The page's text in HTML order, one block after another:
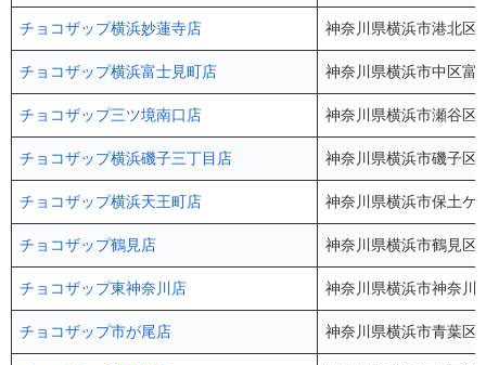
チョコザップ横浜妙蓮寺店 神奈川県横浜市港北
チョコザップ横浜富士見町店 神奈川県横浜市中区
チョコザップ三ツ境南口店 神奈川県横浜市瀬谷
チョコザップ横浜磯子三丁目店 神奈川県横浜市磯子
チョコザップ横浜天王町店 神奈川県横浜市保土
チョコザップ鶴見店 神奈川県横浜市鶴見
チョコザップ東神奈川店 神奈川県横浜市神奈
チョコザップ市が尾店 神奈川県横浜市青葉